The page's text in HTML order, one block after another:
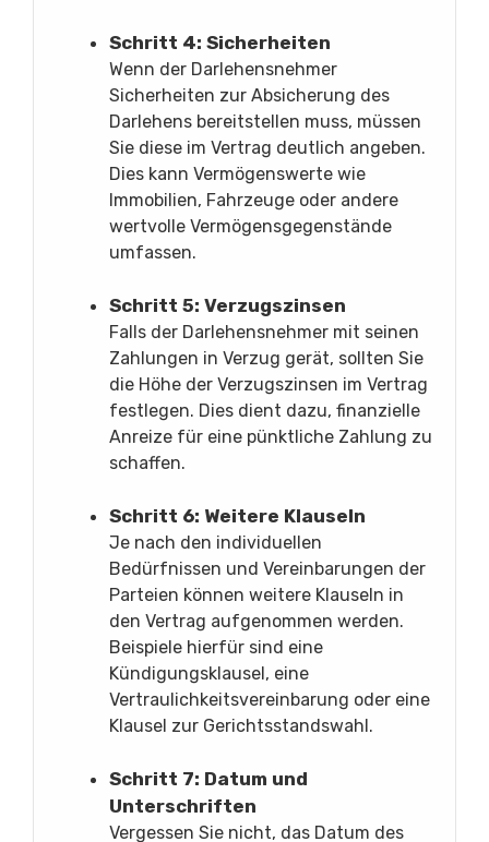
Schritt 4: Sicherheiten
Wenn der Darlehensnehmer
Sicherheiten zur Absicherung des
Darlehens bereitstellen muss, müssen
Sie diese im Vertrag deutlich angeben.
Dies kann Vermögenswerte wie
Immobilien, Fahrzeuge oder andere
wertvolle Vermögensgegenstände
umfassen.
Schritt 5: Verzugszinsen
Falls der Darlehensnehmer mit seinen
Zahlungen in Verzug gerät, sollten Sie
die Höhe der Verzugszinsen im Vertrag
festlegen. Dies dient dazu, finanzielle
Anreize für eine pünktliche Zahlung zu
schaffen.
Schritt 6: Weitere Klauseln
Je nach den individuellen
Bedürfnissen und Vereinbarungen der
Parteien können weitere Klauseln in
den Vertrag aufgenommen werden.
Beispiele hierfür sind eine
Kündigungsklausel, eine
Vertraulichkeitsvereinbarung oder eine
Klausel zur Gerichtsstandswahl.
Schritt 7: Datum und
Unterschriften
Vergessen Sie nicht, das Datum des